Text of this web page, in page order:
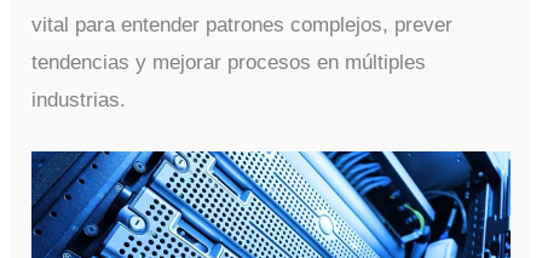
vital para entender patrones complejos, prever
tendencias y mejorar procesos en múltiples
industrias.